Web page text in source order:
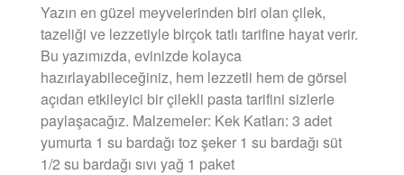
Yazın en güzel meyvelerinden biri olan çilek,
tazeliği ve lezzetiyle birçok tatlı tarifine hayat verir.
Bu yazımızda, evinizde kolayca
hazırlayabileceğiniz, hem lezzetli hem de görsel
açıdan etkileyici bir çilekli pasta tarifini sizlerle
paylaşacağız. Malzemeler: Kek Katları: 3 adet
yumurta 1 su bardağı toz şeker 1 su bardağı süt
1/2 su bardağı sıvı yağ 1 paket